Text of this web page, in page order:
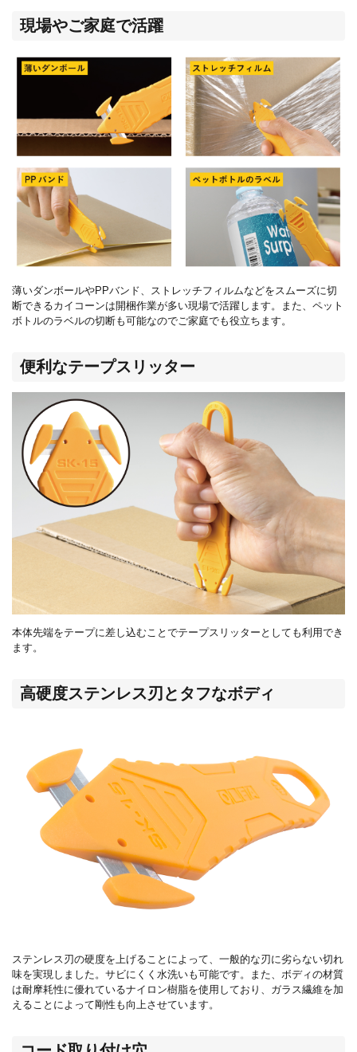
現場やご家庭で活躍
薄いダンボールやPPバンド、ストレッチフィルムなどをスムーズに切
断できるカイコーンは開梱作業が多い現場で活躍します。また、ペット
ボトルのラベルの切断も可能なのでご家庭でも役立ちます。
便利なテープスリッター
本体先端をテープに差し込むことでテープスリッターとしても利用でき
ます。
高硬度ステンレス刃とタフなボディ
ステンレス刃の硬度を上げることによって、一般的な刃に劣らない切れ
味を実現しました。サビにくく水洗いも可能です。また、ボディの材質
は耐摩耗性に優れているナイロン樹脂を使用しており、ガラス繊維を加
えることによって剛性も向上させています。